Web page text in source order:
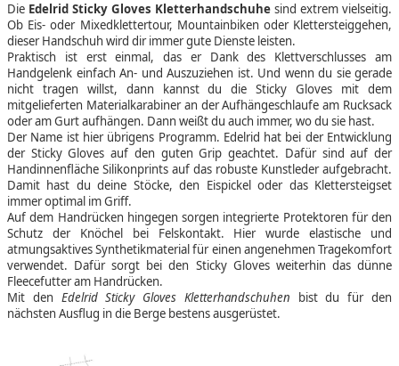
Die Edelrid Sticky Gloves Kletterhandschuhe sind extrem vielseitig.
Ob Eis- oder Mixedklettertour, Mountainbiken oder Klettersteiggehen,
dieser Handschuh wird dir immer gute Dienste leisten.
Praktisch ist erst einmal, das er Dank des Klettverschlusses am
Handgelenk einfach An- und Auszuziehen ist. Und wenn du sie gerade
nicht tragen willst, dann kannst du die Sticky Gloves mit dem
mitgelieferten Materialkarabiner an der Aufhängeschlaufe am Rucksack
oder am Gurt aufhängen. Dann weißt du auch immer, wo du sie hast.
Der Name ist hier übrigens Programm. Edelrid hat bei der Entwicklung
der Sticky Gloves auf den guten Grip geachtet. Dafür sind auf der
Handinnenfläche Silikonprints auf das robuste Kunstleder aufgebracht.
Damit hast du deine Stöcke, den Eispickel oder das Klettersteigset
immer optimal im Griff.
Auf dem Handrücken hingegen sorgen integrierte Protektoren für den
Schutz der Knöchel bei Felskontakt. Hier wurde elastische und
atmungsaktives Synthetikmaterial für einen angenehmen Tragekomfort
verwendet. Dafür sorgt bei den Sticky Gloves weiterhin das dünne
Fleecefutter am Handrücken.
Mit den Edelrid Sticky Gloves Kletterhandschuhen bist du für den
nächsten Ausflug in die Berge bestens ausgerüstet.